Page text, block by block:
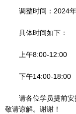
调整时间：2024
具体时间如下：
上午8:00-12:00
下午14:00-18:00
请各位学员提前
敬请谅解。谢谢！